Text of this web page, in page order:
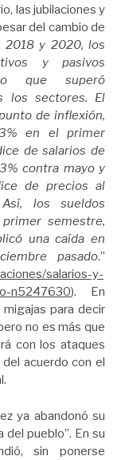
las jubilaciones y
del cambio de
2018 y 2020, los
y pasivos
que superó
los sectores. El
de inflexión,
en el primer
de salarios de
contra mayo y
de precios al
los sueldos
semestre,
una caída en
pasado.”
salarios-y-
n5247630). En
para decir
no es más que
con los ataques
acuerdo con el
ya abandonó su
del pueblo”. En su
sin ponerse